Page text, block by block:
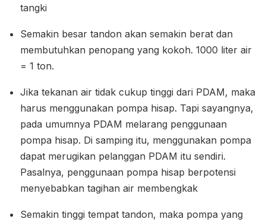
tangki
Semakin besar tandon akan semakin berat dan
membutuhkan penopang yang kokoh. 1000 liter air
= 1 ton.
Jika tekanan air tidak cukup tinggi dari PDAM, maka
harus menggunakan pompa hisap. Tapi sayangnya,
pada umumnya PDAM melarang penggunaan
pompa hisap. Di samping itu, menggunakan pompa
dapat merugikan pelanggan PDAM itu sendiri.
Pasalnya, penggunaan pompa hisap berpotensi
menyebabkan tagihan air membengkak
Semakin tinggi tempat tandon, maka pompa yang